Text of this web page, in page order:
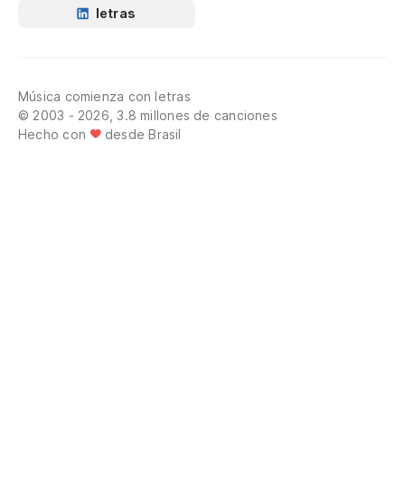
letras
Música comienza con letras
© 2003 - 2026, 3.8 millones de canciones
Hecho con
desde Brasil